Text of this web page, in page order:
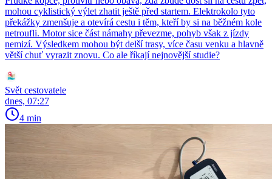
mohou cyklistický výlet zhatit ještě před startem. Elektrokolo tyto
překážky zmenšuje a otevírá cestu i těm, kteří by si na běžném kole
netroufli. Motor sice část námahy převezme, pohyb však z jízdy
nemizí. Výsledkem mohou být delší trasy, více času venku a hlavně
větší chuť vyrazit znovu. Co ale říkají nejnovější studie?
Svět cestovatele
dnes, 07:27
4 min